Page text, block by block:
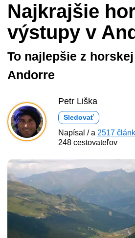
Najkrajšie
výstupy v
To najlepšie z
Andorre
Petr Liška
Sledovať
Napísal / a 2517
248 cestovateľov